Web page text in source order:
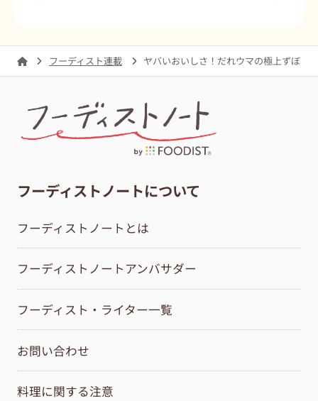
フーディスト連載 ヤバいおいしさ！だれウマの極上ずぼら
フーディストノートについて
フーディストノートとは
フーディストノートアンバサダー
フーディスト・ライター一覧
お問い合わせ
料理に関する注意